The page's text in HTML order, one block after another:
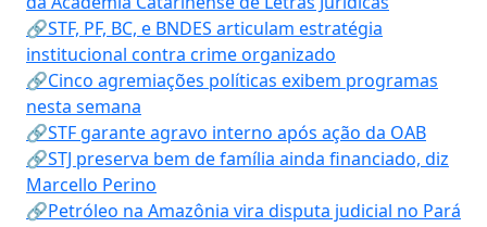
🔗STF, PF, BC, e BNDES articulam estratégia
institucional contra crime organizado
🔗Cinco agremiações políticas exibem programas
nesta semana
🔗STF garante agravo interno após ação da OAB
🔗STJ preserva bem de família ainda financiado, diz
Marcello Perino
🔗Petróleo na Amazônia vira disputa judicial no Pará